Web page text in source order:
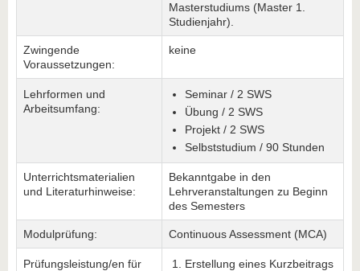
Masterstudiums (Master 1.
Studienjahr).
Zwingende
Voraussetzungen:
keine
Lehrformen und
Arbeitsumfang:
Seminar / 2 SWS
Übung / 2 SWS
Projekt / 2 SWS
Selbststudium / 90 Stunden
Unterrichtsmaterialien
und Literaturhinweise:
Bekanntgabe in den
Lehrveranstaltungen zu Beginn
des Semesters
Modulprüfung: Continuous Assessment (MCA)
Prüfungsleistung/en für
Erstellung eines Kurzbeitrags